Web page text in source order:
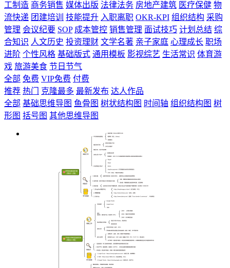
工制造 商务销售 媒体出版 法律法务 房地产建筑 医疗保健 物
流快递 团建培训 技能提升 入职离职 OKR-KPI 组织结构 采购
管理 会议纪要 SOP 成本管控 销售管理 面试技巧 计划总结 综
合知识 人文历史 投资理财 文学名著 亲子家庭 心理成长 职场
进阶 个性风格 基础版式 通用模板 影视综艺 生活常识 体育游
戏 旅游美食 节日节气
全部 免费 VIP免费 付费
推荐 热门 克隆最多 最新发布 达人作品
全部 基础思维导图 鱼骨图 树状结构图 时间轴 组织结构图 树
形图 括号图 其他思维导图